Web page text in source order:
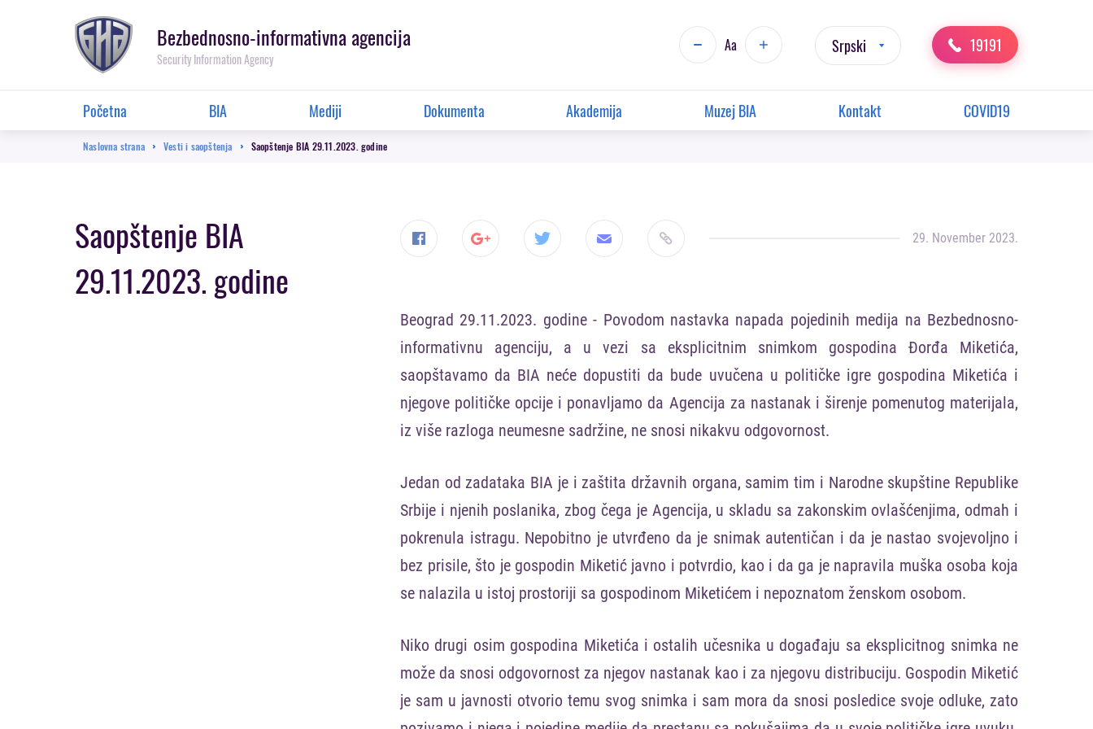
Bezbednosno-informativna agencija
Security Information Agency
Aa Srpski 19191
Glavna
navigacija
Početna BIA Mediji Dokumenta Akademija Muzej BIA Kontakt COVID19
Breadcrumb
Naslovna strana Vesti i saopštenja Saopštenje BIA 29.11.2023. godine
Saopštenje BIA
29.11.2023. godine
29. November 2023.
Beograd 29.11.2023. godine- Povodom nastavka napada pojedinih medija na Bezbednosno-
informativnu agenciju, a u vezi sa eksplicitnim snimkom gospodina Đorđa Miketića,
saopštavamo da BIA neće dopustiti da bude uvučena u političke igre gospodina Miketića i
njegove političke opcije i ponavljamo da Agencija za nastanak i širenje pomenutog materijala,
iz više razloga neumesne sadržine, ne snosi nikakvu odgovornost.
Jedan od zadataka BIA je i zaštita državnih organa, samim tim i Narodne skupštine Republike
Srbije i njenih poslanika, zbog čega je Agencija, u skladu sa zakonskim ovlašćenjima, odmah i
pokrenula istragu. Nepobitno je utvrđeno da je snimak autentičan i da je nastao svojevoljno i
bez prisile, što je gospodin Miketić javno i potvrdio, kao i da ga je napravila muška osoba koja
se nalazila u istoj prostoriji sa gospodinom Miketićem i nepoznatom ženskom osobom.
Niko drugi osim gospodina Miketića i ostalih učesnika u događaju sa eksplicitnog snimka ne
može da snosi odgovornost za njegov nastanak kao i za njegovu distribuciju. Gospodin Miketić
je sam u javnosti otvorio temu svog snimka i sam mora da snosi posledice svoje odluke, zato